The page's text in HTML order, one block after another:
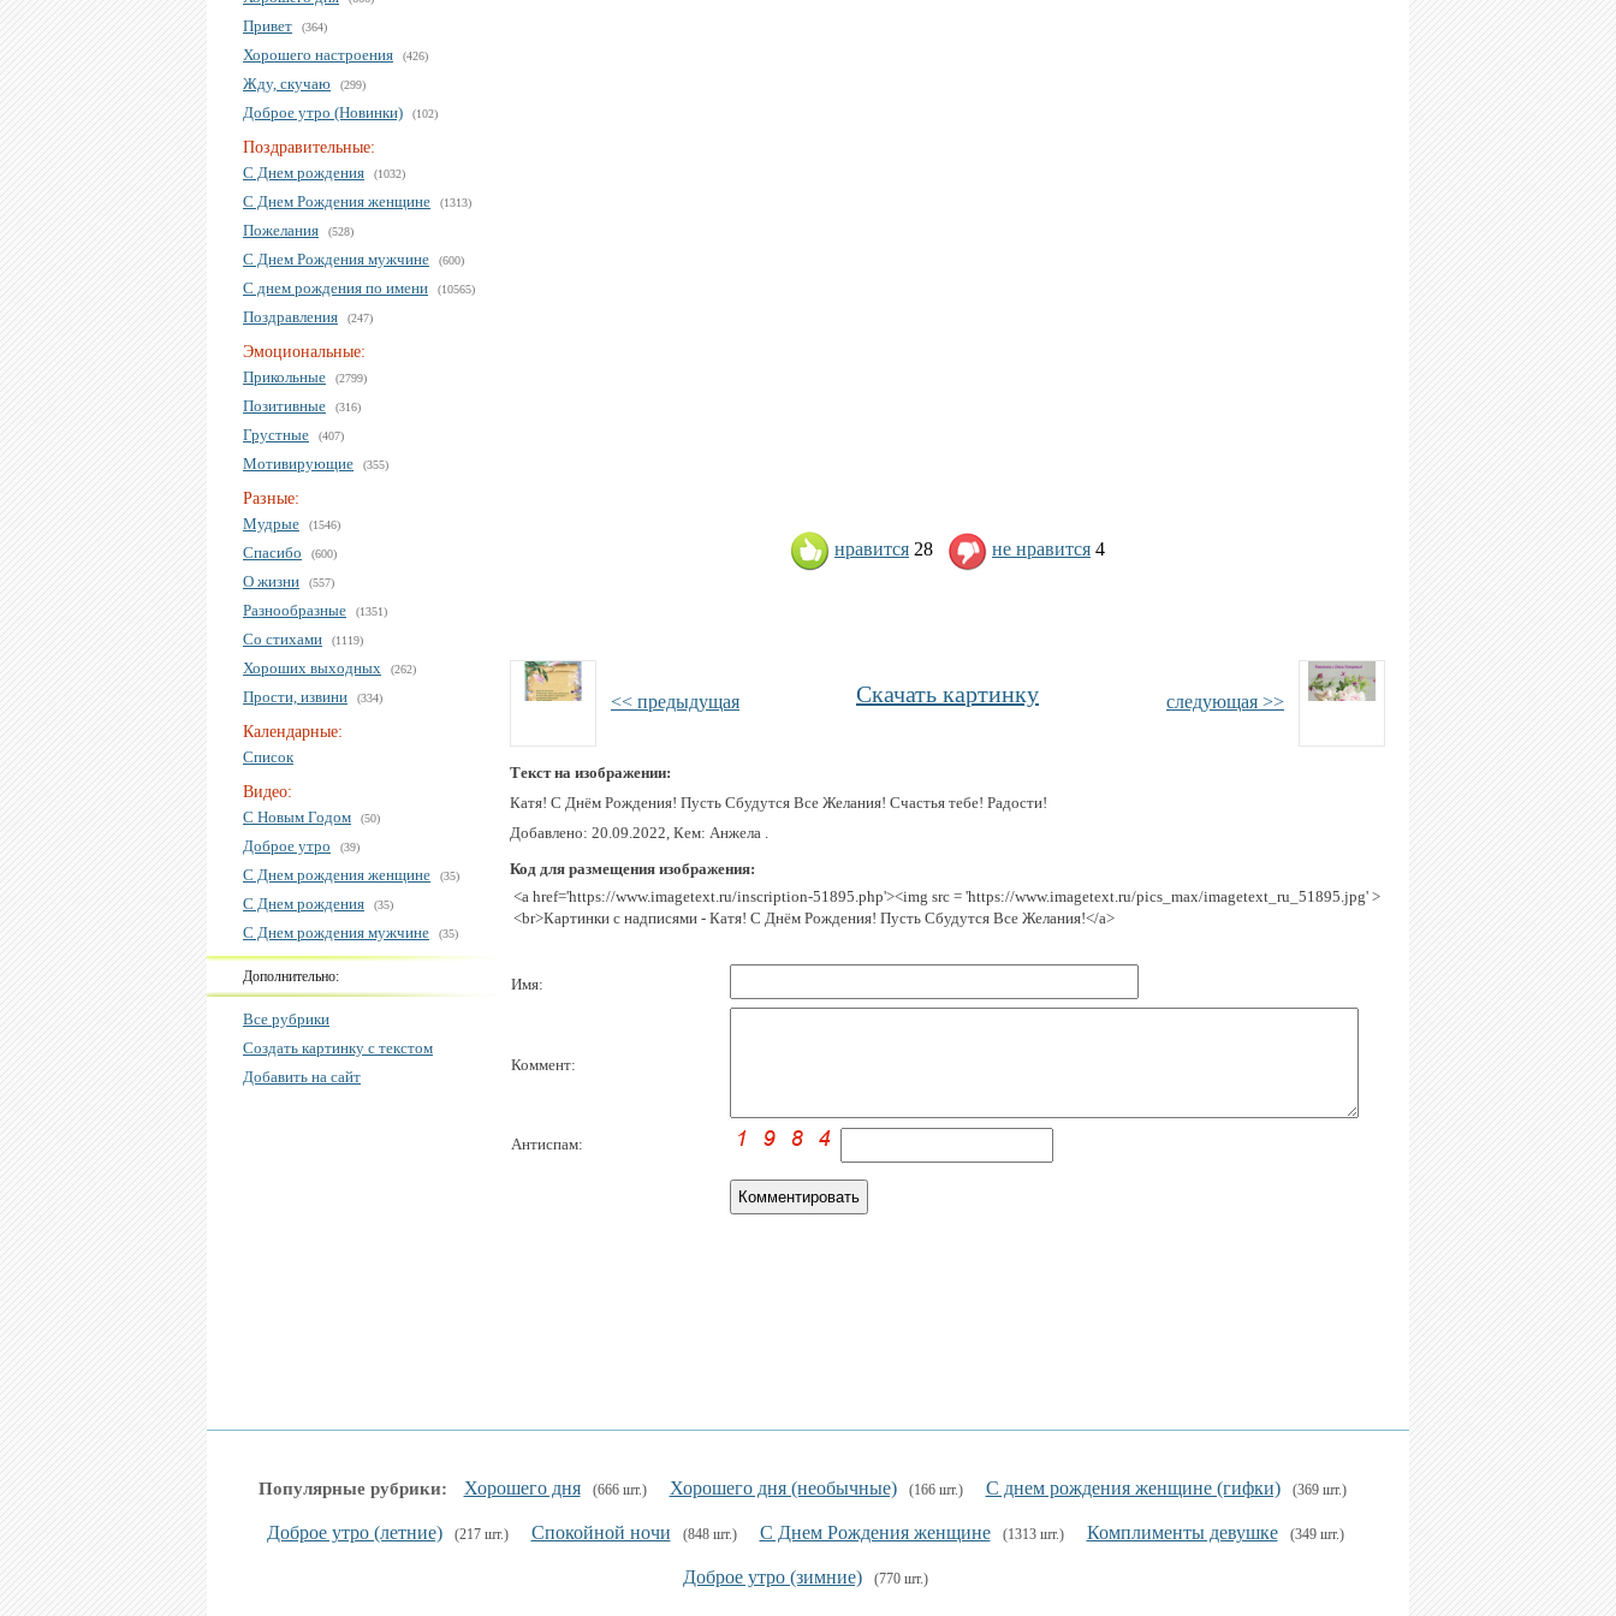
Привет (364)
Хорошего настроения (426)
Жду, скучаю (299)
Доброе утро (Новинки) (102)
Поздравительные:
С Днем рождения
(1032)
С Днем Рождения женщине (1313)
Пожелания (528)
С Днем Рождения мужчине (600)
С днем рождения по имени (10565)
Поздравления (247)
Эмоциональные:
Прикольные
(2799)
Позитивные (316)
Грустные (407)
Мотивирующие (355)
Разные:
Мудрые
(1546)
Спасибо (600)
О жизни (557)
Разнообразные (1351)
Со стихами (1119)
Хороших выходных (262)
Прости, извини (334)
Календарные:
Список
Видео:
С Новым Годом
(50)
Доброе утро (39)
С Днем рождения женщине (35)
С Днем рождения (35)
С Днем рождения мужчине (35)
Дополнительно:
Все рубрики
Создать картинку с текстом
Добавить на сайт
нравится 28 не нравится 4
<< предыдущая следующая >>
Скачать картинку
Текст на изображении:
Катя! С Днём Рождения! Пусть Сбудутся Все Желания! Счастья тебе! Радости!
Добавлено: 20.09.2022, Кем: Анжела .
Код для размещения изображения:
<a href='https://www.imagetext.ru/inscription-51895.php'><img src = 'https://www.imagetext.ru/pics_max/imagetext_ru_51895.jpg' >
<br>Картинки с надписями - Катя! С Днём Рождения! Пусть Сбудутся Все Желания!</a>
Имя:
Коммент:
Антиспам:
Популярные рубрики: Хорошего дня (666 шт.) Хорошего дня (необычные) (166 шт.) С днем рождения женщине (гифки) (369 шт.)
Доброе утро (летние) (217 шт.) Спокойной ночи (848 шт.) С Днем Рождения женщине (1313 шт.) Комплименты девушке (349 шт.)
Доброе утро (зимние) (770 шт.)